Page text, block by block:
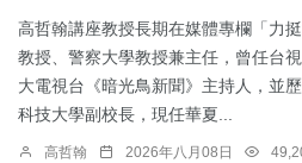
高哲翰講座教授長期在媒體專欄「力
教授、警察大學教授兼主任，曾任台
大電視台《暗光鳥新聞》主持人，並
科技大學副校長，現任華夏...
高哲翰 2026年八月08日